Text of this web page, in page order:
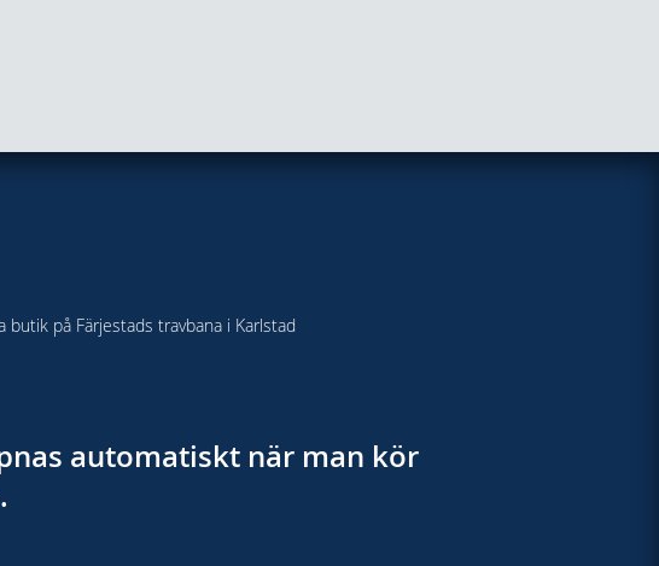
på Färjestads travbana i Karlstad
automatiskt när man kör